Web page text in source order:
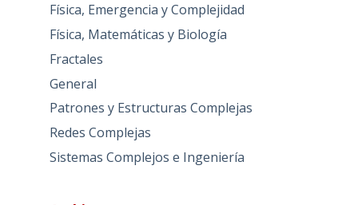
Física, Emergencia y Complejidad
Física, Matemáticas y Biología
Fractales
General
Patrones y Estructuras Complejas
Redes Complejas
Sistemas Complejos e Ingeniería